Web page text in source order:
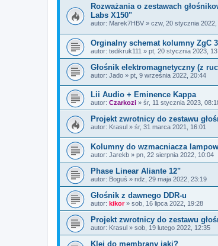
Rozważania o zestawach
Labs X150"
autor: Marek7HBV » czw, 20 stycznia 2022,
Orginalny schemat kolumny ZgC
autor: tedikruk111 » pt, 20 stycznia 2023,
Głośnik elektromagnetyczny (z
autor: Jado » pt, 9 września 2022, 20:44
Lii Audio + Eminence Kappa
autor: Czarkozi » śr, 11 stycznia 2023,
Projekt zwrotnicy do zestawu
autor: Krasul » śr, 31 marca 2021, 16:01
Kolumny do wzmacniacza
autor: Jarekb » pn, 22 sierpnia 2022, 10:04
Phase Linear Aliante 12"
autor: Boguś » ndz, 29 maja 2022, 23:19
Głośnik z dawnego DDR-u
autor: kikor» sob, 16 lipca 2022, 19:28
Projekt zwrotnicy do zestawu
autor: Krasul » sob, 19 lutego 2022, 12:35
Klej do membrany jaki?